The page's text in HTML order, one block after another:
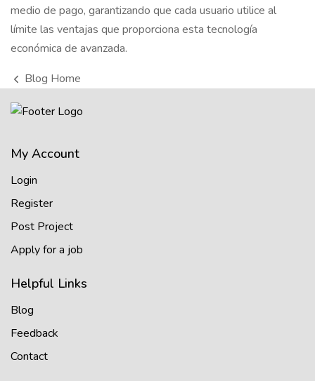
medio de pago, garantizando que cada usuario utilice al
límite las ventajas que proporciona esta tecnología
económica de avanzada.
Blog Home
My Account
Login
Register
Post Project
Apply for a job
Helpful Links
Blog
Feedback
Contact